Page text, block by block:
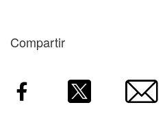
Compartir
Facebook Twitter Email